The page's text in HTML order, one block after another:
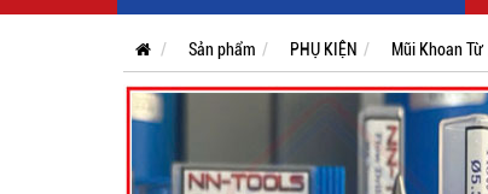
Sản phẩm PHỤ KIỆN Mũi Khoan Từ